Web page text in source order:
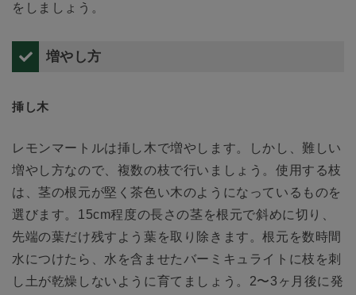
をしましょう。
増やし方
挿し木
レモンマートルは挿し木で増やします。しかし、難しい
増やし方なので、複数の枝で行いましょう。使用する枝
は、茎の根元が堅く茶色い木のようになっているものを
選びます。15cm程度の長さの茎を根元で斜めに切り、
先端の葉だけ残すよう葉を取り除きます。根元を数時間
水につけたら、水を含ませたバーミキュライトに枝を刺
し土が乾燥しないように育てましょう。2〜3ヶ月後に発